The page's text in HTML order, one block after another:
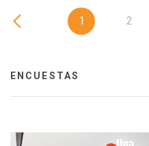
1 2
ENCUESTAS